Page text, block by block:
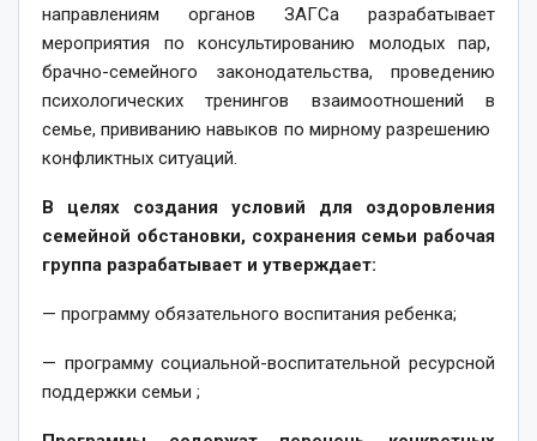
направлениям органов ЗАГСа разрабатывает
мероприятия по консультированию молодых пар,
брачно-семейного законодательства, проведению
психологических тренингов взаимоотношений в
семье, прививанию навыков по мирному разрешению
конфликтных ситуаций.
В целях создания условий для оздоровления
семейной обстановки, сохранения семьи рабочая
группа разрабатывает и утверждает:
— программу обязательного воспитания ребенка;
— программу социальной-воспитательной ресурсной
поддержки семьи ;